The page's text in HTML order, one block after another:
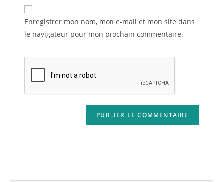
Enregistrer mon nom, mon e-mail et mon site dans
le navigateur pour mon prochain commentaire.